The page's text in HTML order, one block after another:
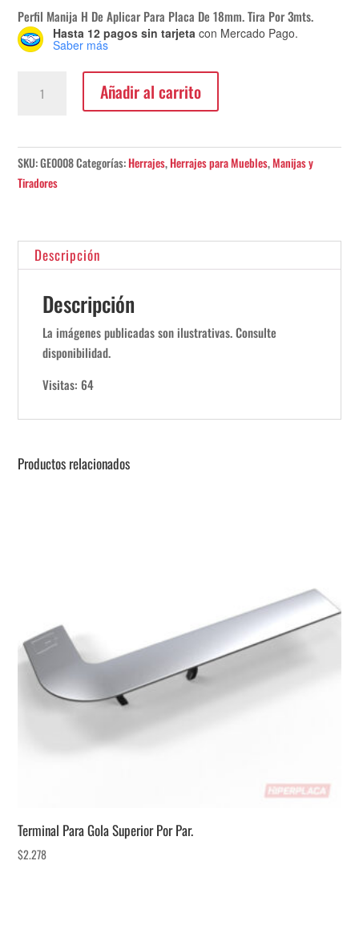
Perfil Manija H De Aplicar Para Placa De 18mm. Tira Por 3mts.
Hasta 12 pagos sin tarjeta con Mercado Pago.
Saber más
Manija
Aplicar
Para
18mm.
Añadir al carrito
SKU:GE0008Categorías:Herrajes,Herrajes para Muebles,Manijas y
Tiradores
Descripción
Descripción
La imágenes publicadas son ilustrativas. Consulte
disponibilidad.
Visitas: 64
Productos relacionados
Terminal Para Gola Superior Por Par.
$2.278